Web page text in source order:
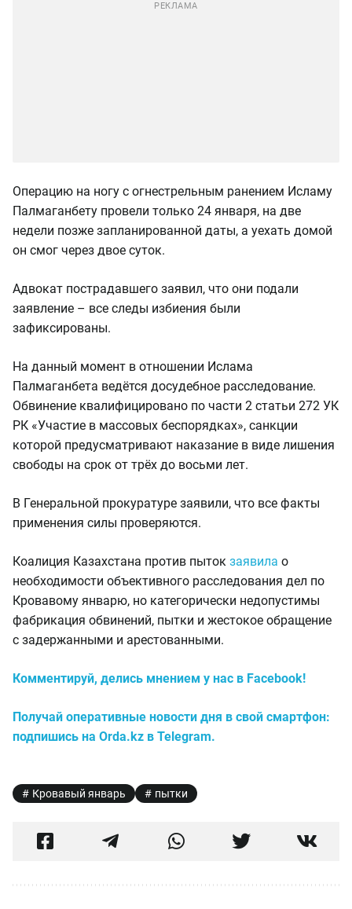
Операцию на ногу с огнестрельным ранением Исламу
Палмаганбету провели только 24 января, на две
недели позже запланированной даты, а уехать домой
он смог через двое суток.
Адвокат пострадавшего заявил, что они подали
заявление – все следы избиения были
зафиксированы.
На данный момент в отношении Ислама
Палмаганбета ведётся досудебное расследование.
Обвинение квалифицировано по части 2 статьи 272 УК
РК «Участие в массовых беспорядках», санкции
которой предусматривают наказание в виде лишения
свободы на срок от трёх до восьми лет.
В Генеральной прокуратуре заявили, что все факты
применения силы проверяются.
Коалиция Казахстана против пыток заявила о
необходимости объективного расследования дел по
Кровавому январю, но категорически недопустимы
фабрикация обвинений, пытки и жестокое обращение
с задержанными и арестованными.
Комментируй, делись мнением у нас в Facebook!
Получай оперативные новости дня в свой смартфон:
подпишись на Orda.kz в Telegram.
Кровавый январь пытки